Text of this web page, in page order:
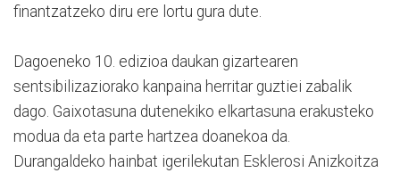
finantzatzeko diru ere lortu gura dute.
Dagoeneko 10. edizioa daukan gizartearen
sentsibilizaziorako kanpaina herritar guztiei zabalik
dago. Gaixotasuna dutenekiko elkartasuna erakusteko
modua da eta parte hartzea doanekoa da.
Durangaldeko hainbat igerilekutan Esklerosi Anizkoitza